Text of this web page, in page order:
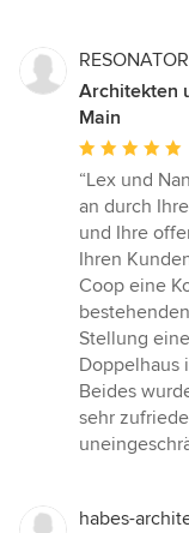
Architekten
Main
Bewertung:
5
von
5
Sternen
“Lex und
an durch
und Ihre
Ihren
Coop eine
Stellung
Doppelhaus
Beides
sehr
habes-